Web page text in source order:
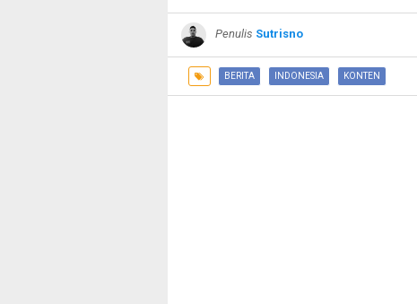
Penulis Sutrisno
BERITA INDONESIA KONTEN